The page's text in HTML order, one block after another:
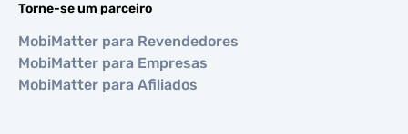
Torne-se um parceiro
MobiMatter para Revendedores
MobiMatter para Empresas
MobiMatter para Afiliados